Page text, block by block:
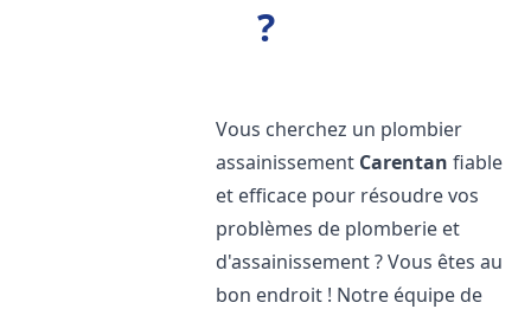
?
Vous cherchez un plombier
assainissement Carentan fiable
et efficace pour résoudre vos
problèmes de plomberie et
d'assainissement ? Vous êtes au
bon endroit ! Notre équipe de